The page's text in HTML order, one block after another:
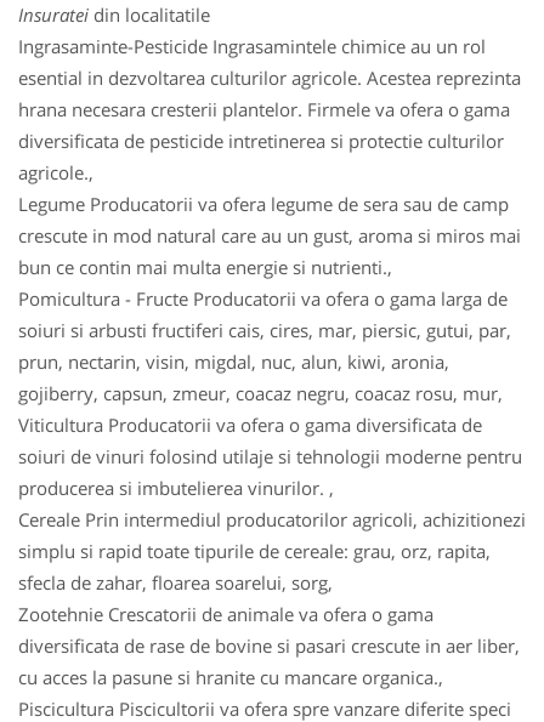
Insuratei din localitatile
Ingrasaminte-Pesticide Ingrasamintele chimice au un rol
esential in dezvoltarea culturilor agricole. Acestea reprezinta
hrana necesara cresterii plantelor. Firmele va ofera o gama
diversificata de pesticide intretinerea si protectie culturilor
agricole.,
Legume Producatorii va ofera legume de sera sau de camp
crescute in mod natural care au un gust, aroma si miros mai
bun ce contin mai multa energie si nutrienti.,
Pomicultura - Fructe Producatorii va ofera o gama larga de
soiuri si arbusti fructiferi cais, cires, mar, piersic, gutui, par,
prun, nectarin, visin, migdal, nuc, alun, kiwi, aronia,
gojiberry, capsun, zmeur, coacaz negru, coacaz rosu, mur,
Viticultura Producatorii va ofera o gama diversificata de
soiuri de vinuri folosind utilaje si tehnologii moderne pentru
producerea si imbutelierea vinurilor. ,
Cereale Prin intermediul producatorilor agricoli, achizitionezi
simplu si rapid toate tipurile de cereale: grau, orz, rapita,
sfecla de zahar, floarea soarelui, sorg,
Zootehnie Crescatorii de animale va ofera o gama
diversificata de rase de bovine si pasari crescute in aer liber,
cu acces la pasune si hranite cu mancare organica.,
Piscicultura Piscicultorii va ofera spre vanzare diferite speci